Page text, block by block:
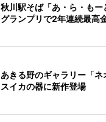
秋川駅そば「あ・ら・も
グランプリで2年連続最高
あきる野のギャラリー「
スイカの器に新作登場